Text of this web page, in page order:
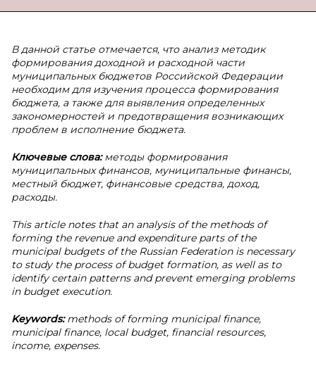
В данной статье отмечается, что анализ методик
формирования доходной и расходной части
муниципальных бюджетов Российской Федерации
необходим для изучения процесса формирования
бюджета, а также для выявления определенных
закономерностей и предотвращения возникающих
проблем в исполнение бюджета.
Ключевые слова:методы формирования
муниципальных финансов, муниципальные финансы,
местный бюджет, финансовые средства, доход,
расходы.
This article notes that an analysis of the methods of
forming the revenue and expenditure parts of the
municipal budgets of the Russian Federation is necessary
to study the process of budget formation, as well as to
identify certain patterns and prevent emerging problems
in budget execution.
Keywords:methods of forming municipal finance,
municipal finance, local budget, financial resources,
income, expenses.